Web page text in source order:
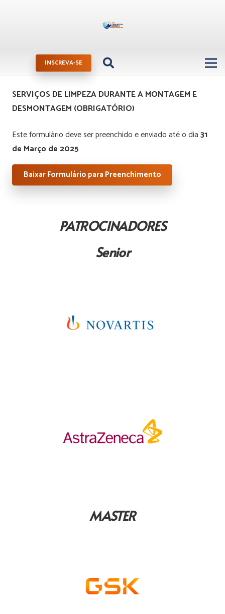
INSCREVA-SE
SERVIÇOS DE LIMPEZA DURANTE A MONTAGEM E
DESMONTAGEM (OBRIGATÓRIO)
Este formulário deve ser preenchido e enviado até o dia31
de Março de 2025
Baixar Formulário para Preenchimento
PATROCINADORES
Senior
MASTER